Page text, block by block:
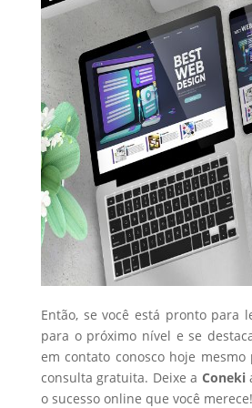
Então, se você está pronto para
para o próximo nível e se
em contato conosco hoje
consulta gratuita. Deixe a Coneki
o sucesso online que você merece!